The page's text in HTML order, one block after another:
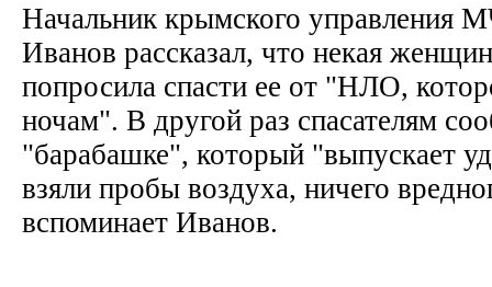
Начальник крымского управления
Иванов рассказал, что некая
попросила спасти ее от "НЛО,
ночам". В другой раз спасателям
"барабашке", который "выпускает
взяли пробы воздуха, ничего
вспоминает Иванов.